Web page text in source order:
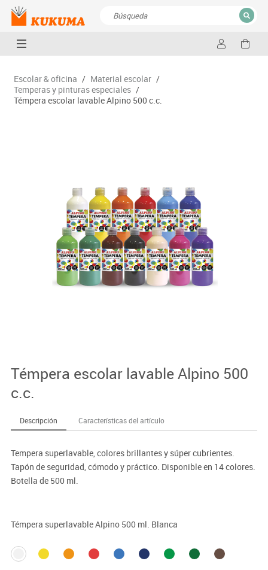
CERRAR
Escolar & oficina / Material escolar /
Temperas y pinturas especiales /
Témpera escolar lavable Alpino 500 c.c.
Témpera escolar lavable Alpino 500
c.c.
Descripción Características del artículo
Tempera superlavable, colores brillantes y súper cubrientes.
Tapón de seguridad, cómodo y práctico. Disponible en 14 colores.
Botella de 500 ml.
Témpera superlavable Alpino 500 ml. Blanca